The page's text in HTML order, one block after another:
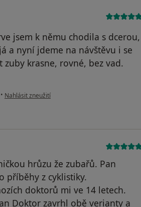
jsem k němu chodila s dcerou,
a nyní jdeme na návštěvu i se
zuby krasne, rovné, bez vad.
• podle názoru uživatele Katerina M.
Nahlásit zneužití
hrůzu že zubařů. Pan
příběhy z cyklistiky.
doktorů mi ve 14 letech.
Doktor zavrhl obě verianty a